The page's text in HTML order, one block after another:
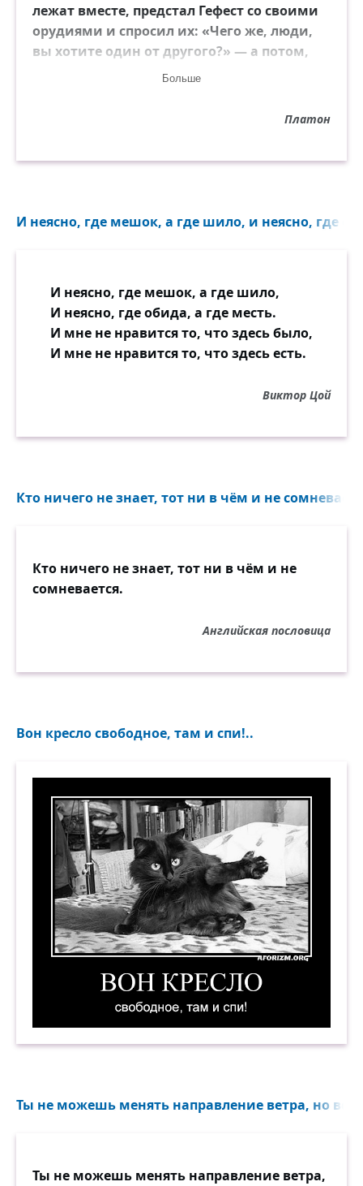
лежат вместе, предстал Гефест со своими
орудиями и спросил их: «Чего же, люди,
вы хотите один от другого?» — а потом,
видя, что им трудно ответить, спросил их
дольше быть вместе и не разлучаться друг
когда вы умрёте, в Аиде будет один
ли вы жаждете и будете ли вы довольны,
если достигнете этого?» — случись так, мы
уверены, что каждый не только не
отказался бы от подобного предложения и
счёл бы, что услыхал именно то, о чём
слиться и сплавиться с возлюбленным в
мы составляли нечто целостное.
Больше
Платон
И неясно, где мешок, а где шило, и неясно, где
И неясно, где мешок, а где шило,
И неясно, где обида, а где месть.
И мне не нравится то, что здесь было,
И мне не нравится то, что здесь есть.
Виктор Цой
Кто ничего не знает, тот ни в чём и не
Кто ничего не знает, тот ни в чём и не
сомневается.
Английская пословица
Вон кресло свободное, там и спи!..
Ты не можешь менять направление ветра, но
Ты не можешь менять направление ветра,